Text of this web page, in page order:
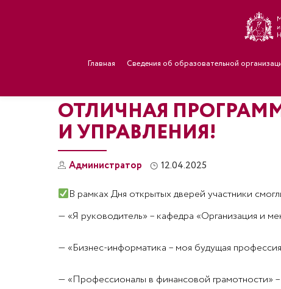
Главная Сведения об образовательной
ОТЛИЧНАЯ
И УПРАВЛЕНИЯ!
Администратор 12.04.2025
В рамках Дня открытых дверей участники
— «Я руководитель» – кафедра «Организация и
— «Бизнес-информатика – моя будущая
— «Профессионалы в финансовой грамотности» –